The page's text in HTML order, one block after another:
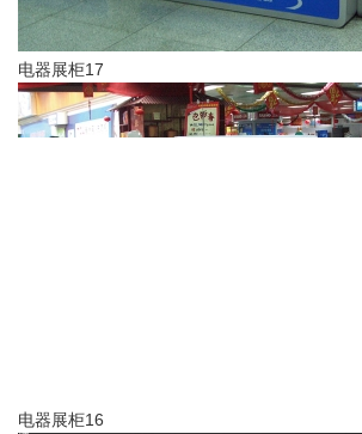
电器展柜17
电器展柜16